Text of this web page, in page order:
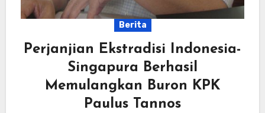
Berita
Perjanjian Ekstradisi Indonesia-
Singapura Berhasil
Memulangkan Buron KPK
Paulus Tannos